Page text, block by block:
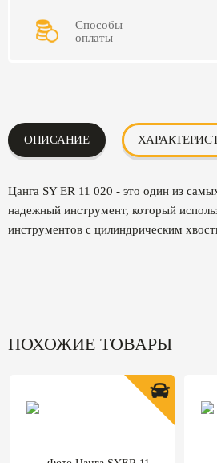
Способы
оплаты
ОПИСАНИЕ
Цанга SY ER 11 020 - это один из
надежный инструмент, который
инструментов с цилиндрическим
ПОХОЖИЕ ТОВАРЫ